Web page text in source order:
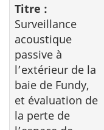
Titre :
Surveillance
acoustique
passive à
l’extérieur de la
baie de Fundy,
et évaluation de
la perte de